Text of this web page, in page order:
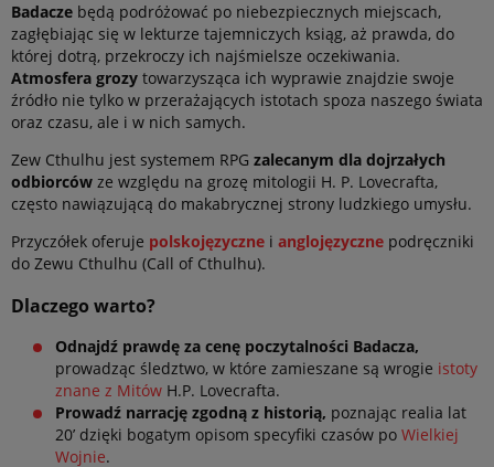
Badacze będą podróżować po niebezpiecznych miejscach,
zagłębiając się w lekturze tajemniczych ksiąg, aż prawda, do
której dotrą, przekroczy ich najśmielsze oczekiwania.
Atmosfera grozy towarzysząca ich wyprawie znajdzie swoje
źródło nie tylko w przerażających istotach spoza naszego świata
oraz czasu, ale i w nich samych.
Zew Cthulhu jest systemem RPG zalecanym dla dojrzałych
odbiorców ze względu na grozę mitologii H. P. Lovecrafta,
często nawiązującą do makabrycznej strony ludzkiego umysłu.
Przyczółek oferuje polskojęzyczne i anglojęzyczne podręczniki
do Zewu Cthulhu (Call of Cthulhu).
Dlaczego warto?
Odnajdź prawdę za cenę poczytalności Badacza,
prowadząc śledztwo, w które zamieszane są wrogie istoty
znane z Mitów H.P. Lovecrafta.
Prowadź narrację zgodną z historią, poznając realia lat
20’ dzięki bogatym opisom specyfiki czasów po Wielkiej
Wojnie.